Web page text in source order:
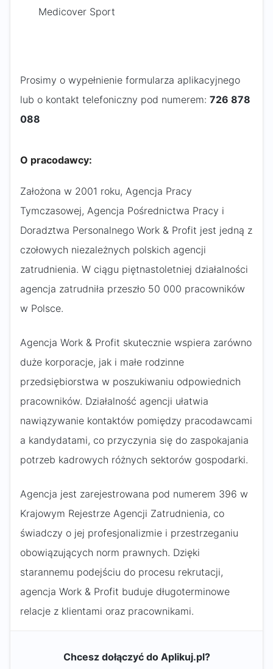
Medicover Sport
Prosimy o wypełnienie formularza aplikacyjnego
lub o kontakt telefoniczny pod numerem: 726 878
088
O pracodawcy:
Założona w 2001 roku, Agencja Pracy
Tymczasowej, Agencja Pośrednictwa Pracy i
Doradztwa Personalnego Work & Profit jest jedną z
czołowych niezależnych polskich agencji
zatrudnienia. W ciągu piętnastoletniej działalności
agencja zatrudniła przeszło 50 000 pracowników
w Polsce.
Agencja Work & Profit skutecznie wspiera zarówno
duże korporacje, jak i małe rodzinne
przedsiębiorstwa w poszukiwaniu odpowiednich
pracowników. Działalność agencji ułatwia
nawiązywanie kontaktów pomiędzy pracodawcami
a kandydatami, co przyczynia się do zaspokajania
potrzeb kadrowych różnych sektorów gospodarki.
Agencja jest zarejestrowana pod numerem 396 w
Krajowym Rejestrze Agencji Zatrudnienia, co
świadczy o jej profesjonalizmie i przestrzeganiu
obowiązujących norm prawnych. Dzięki
starannemu podejściu do procesu rekrutacji,
agencja Work & Profit buduje długoterminowe
relacje z klientami oraz pracownikami.
Chcesz dołączyć do Aplikuj.pl?